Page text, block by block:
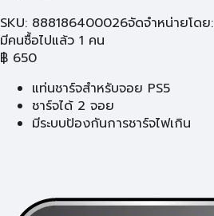
SKU: 888186400026จัดจำหน่ายโดย:
มีคนซื้อไปแล้ว 1 คน
฿ 650
แท่นชาร์จสำหรับจอย PS5
ชาร์จได้ 2 จอย
มีระบบป้องกันการชาร์จไฟเกิน